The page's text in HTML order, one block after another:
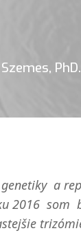
PhD.
a
2016 som